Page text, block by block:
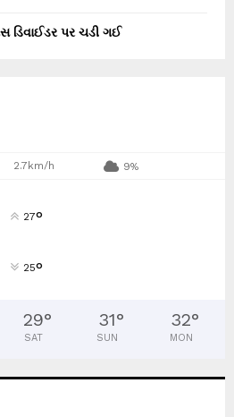
પર ચડી ગઈ
2.7km/h 9%
27°
25°
29°
SAT
31°
SUN
32°
MON